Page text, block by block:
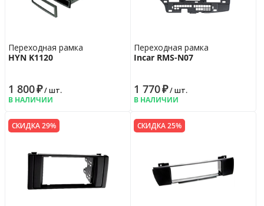
Переходная рамка
HYN K1120
1 800₽/ шт.
В НАЛИЧИИ
Переходная рамка
Incar RMS-N07
1 770₽/ шт.
В НАЛИЧИИ
СКИДКА 29% СКИДКА 25%